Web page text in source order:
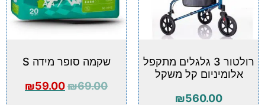
רולטור 3 גלגלים מתקפל
אלומיניום קל משקל
₪560.00
שקמה סופר מידה S
₪69.00
₪59.00